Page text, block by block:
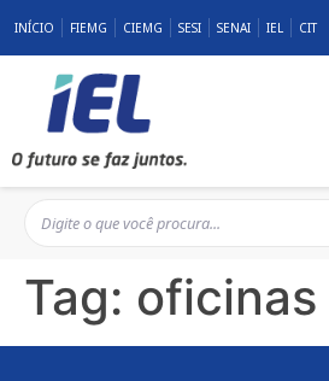
INÍCIO FIEMG CIEMG SESI SENAI IEL CIT
Tag: oficinas